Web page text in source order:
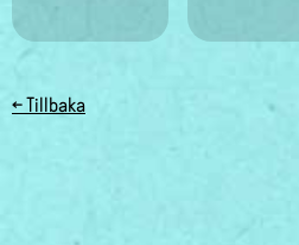
← Tillbaka